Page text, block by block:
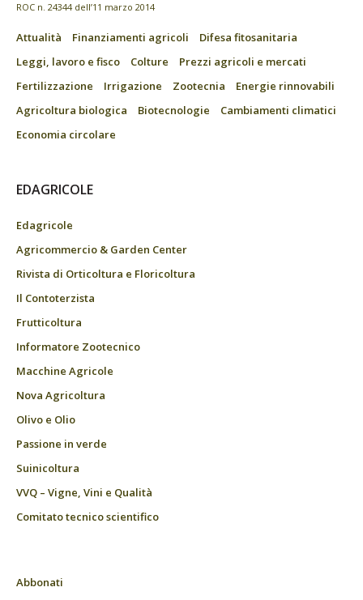
ROC n. 24344 dell’11 marzo 2014
Attualità Finanziamenti agricoli
Difesa fitosanitaria
Leggi, lavoro e fisco
Colture
Prezzi agricoli e mercati
Fertilizzazione
Irrigazione Zootecnia
Energie rinnovabili
Agricoltura biologica
Biotecnologie
Cambiamenti climatici
Economia circolare
EDAGRICOLE
Edagricole
Agricommercio & Garden Center
Rivista di Orticoltura e Floricoltura
Il Contoterzista
Frutticoltura
Informatore Zootecnico
Macchine Agricole
Nova Agricoltura
Olivo e Olio
Passione in verde
Suinicoltura
VVQ – Vigne, Vini e Qualità
Comitato tecnico scientifico
Abbonati